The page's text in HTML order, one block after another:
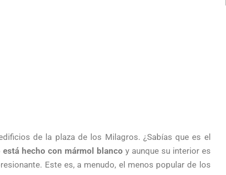
de la plaza de los Milagros. ¿Sabías que es el
está hecho con mármol blanco y aunque su interior es
Este es, a menudo, el menos popular de los